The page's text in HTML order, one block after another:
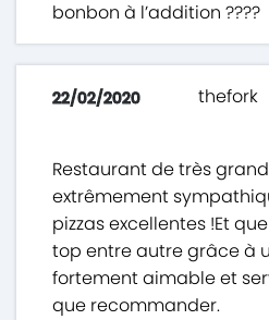
bonbon à l’addition ????
22/02/2020 thefork
Restaurant de très
extrêmement
pizzas excellentes !Et
top entre autre grâce à
fortement aimable et
que recommander.